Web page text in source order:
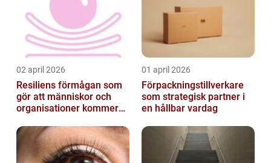
02 april 2026
Resiliens förmågan som
gör att människor och
organisationer kommer
01 april 2026
Förpackningstillverkare
som strategisk partner i
en hållbar vardag